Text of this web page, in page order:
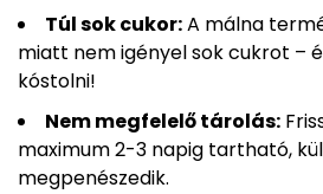
Túl sok cukor:A málna
miatt nem igényel sok cukrot –
kóstolni!
Nem megfelelő tárolás:
maximum 2-3 napig tartható,
megpenészedik.